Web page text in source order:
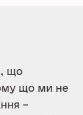
що
що ми не
–